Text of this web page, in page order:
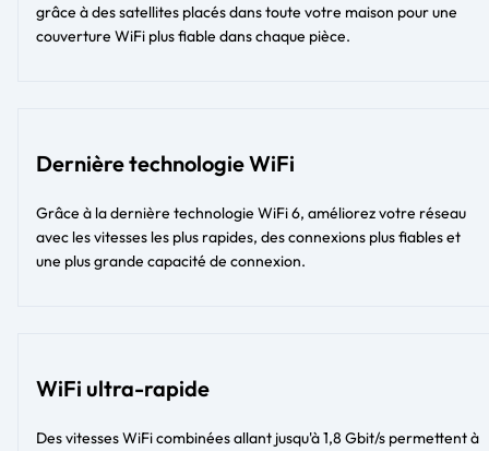
grâce à des satellites placés dans toute votre maison pour une
couverture WiFi plus fiable dans chaque pièce.
Dernière technologie WiFi
Grâce à la dernière technologie WiFi 6, améliorez votre réseau
avec les vitesses les plus rapides, des connexions plus fiables et
une plus grande capacité de connexion.
WiFi ultra-rapide
Des vitesses WiFi combinées allant jusqu'à 1,8 Gbit/s permettent à